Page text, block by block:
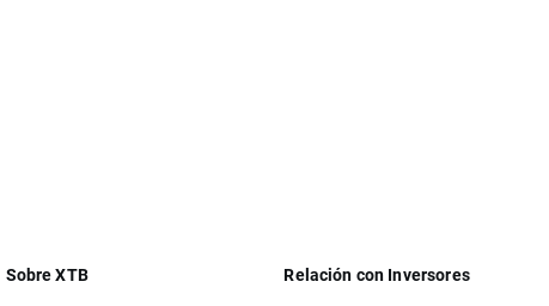
Sobre XTB Relación con Inversores